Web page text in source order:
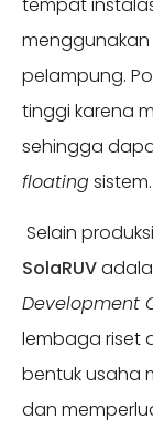
pelampung.
tinggi karena
sehingga
floatingsistem.
Selain
SolaRUV
Development
lembaga riset
bentuk usaha
dan